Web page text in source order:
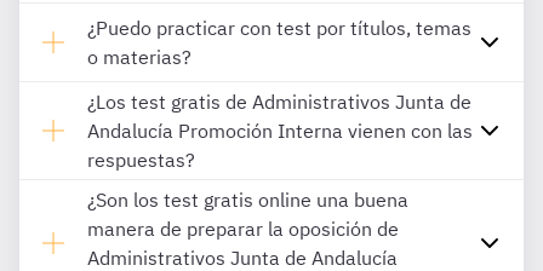
¿Puedo practicar con test por títulos, temas
o materias?
¿Los test gratis de Administrativos Junta de
Andalucía Promoción Interna vienen con las
respuestas?
¿Son los test gratis online una buena
manera de preparar la oposición de
Administrativos Junta de Andalucía